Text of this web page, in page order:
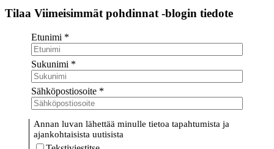
Tilaa Viimeisimmät pohdinnat -blogin tiedote
Etunimi *
Sukunimi *
Sähköpostiosoite *
Annan luvan lähettää minulle tietoa tapahtumista ja
ajankohtaisista uutisista